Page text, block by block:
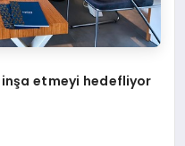
inşa etmeyi hedefliyor